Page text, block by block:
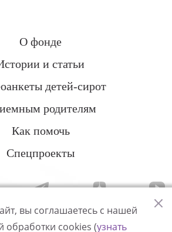
О фонде
и статьи
детей-сирот
родителям
Как помочь
Спецпроекты
вы соглашаетесь с нашей
обработки cookies (узнать